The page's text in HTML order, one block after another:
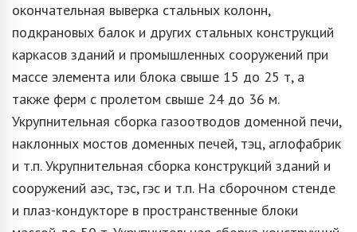
окончательная выверка стальных колонн,
подкрановых балок и других стальных конструкций
каркасов зданий и промышленных сооружений при
массе элемента или блока свыше 15 до 25 т, а
также ферм с пролетом свыше 24 до 36 м.
Укрупнительная сборка газоотводов доменной печи,
наклонных мостов доменных печей, тэц, аглофабрик
и т.п. Укрупнительная сборка конструкций зданий и
сооружений аэс, тэс, гэс и т.п. На сборочном стенде
и плаз-кондукторе в пространственные блоки